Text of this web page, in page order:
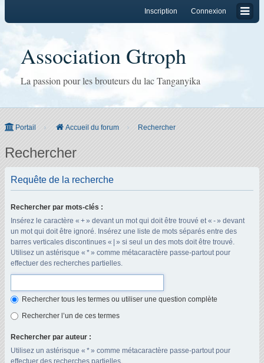
Connexion
Inscription
Association Gtroph
La passion pour les brouteurs du lac Tanganyika
Portail Accueil du forum Rechercher
Rechercher
Requête de la recherche
Rechercher par mots-clés :
Insérez le caractère « + » devant un mot qui doit être trouvé et « - » devant
un mot qui doit être ignoré. Insérez une liste de mots séparés entre des
barres verticales discontinues « | » si seul un des mots doit être trouvé.
Utilisez un astérisque « * » comme métacaractère passe-partout pour
effectuer des recherches partielles.
Rechercher tous les termes ou utiliser une question complète
Rechercher l’un de ces termes
Rechercher par auteur :
Utilisez un astérisque « * » comme métacaractère passe-partout pour
effectuer des recherches partielles.